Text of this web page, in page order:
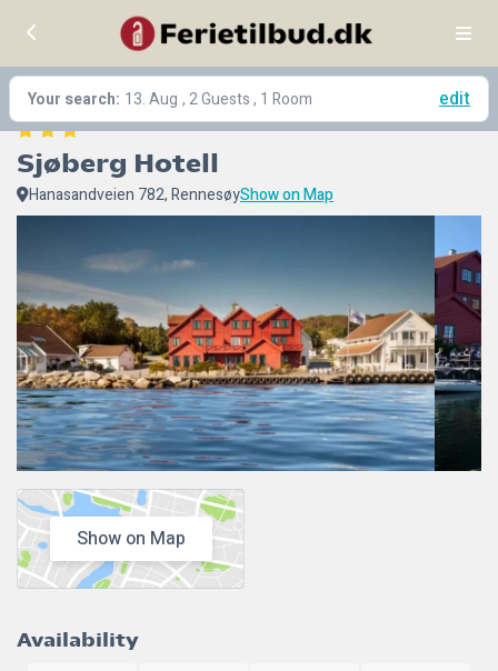
Your search: 13. Aug , 2 Guests , 1 Room edit
Sjøberg Hotell
Hanasandveien 782, RennesøyShow on Map
Show on Map
Availability